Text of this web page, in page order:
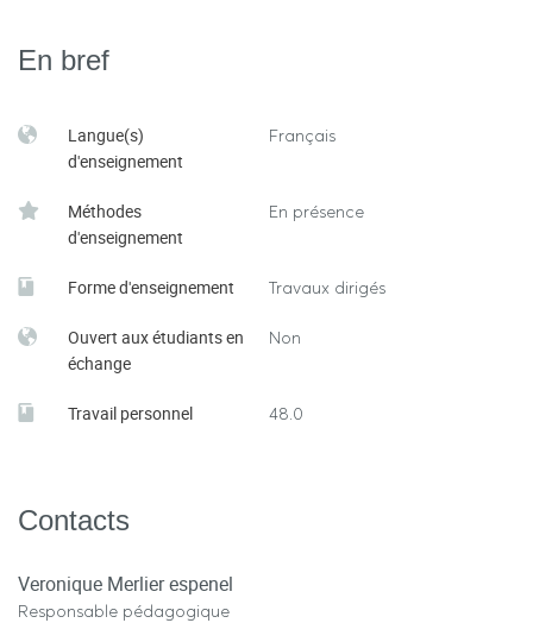
En bref
Langue(s)
d'enseignement
Français
Méthodes
d'enseignement
En présence
Forme d'enseignement Travaux dirigés
Ouvert aux étudiants en
échange
Non
Travail personnel 48.0
Contacts
Veronique Merlier espenel
Responsable pédagogique